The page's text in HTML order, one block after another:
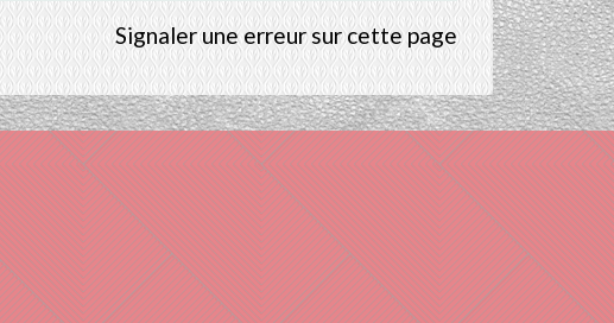
Signaler une erreur sur cette page